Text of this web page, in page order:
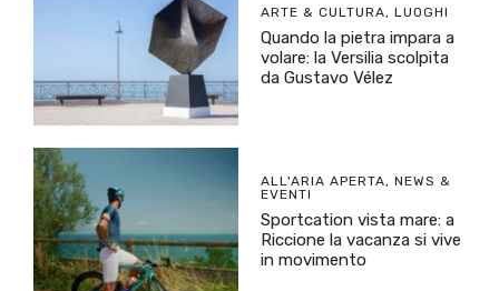
ARTE & CULTURA, LUOGHI
Quando la pietra impara a
volare: la Versilia scolpita
da Gustavo Vélez
ALL'ARIA APERTA, NEWS &
EVENTI
Sportcation vista mare: a
Riccione la vacanza si vive
in movimento